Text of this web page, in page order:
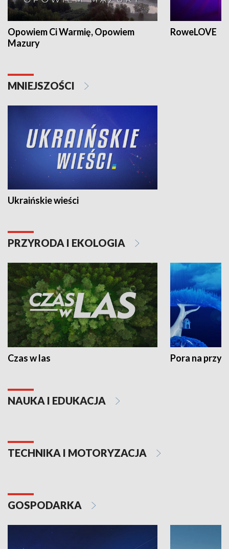
Opowiem Ci Warmię, Opowiem
Mazury
RoweLOVE
MNIEJSZOŚCI
Ukraińskie wieści
PRZYRODA I EKOLOGIA
Czas w las Pora na
NAUKA I EDUKACJA
TECHNIKA I MOTORYZACJA
GOSPODARKA